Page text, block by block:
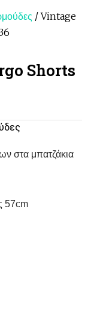
/ Vintage
Shorts
στα μπατζάκια
57cm